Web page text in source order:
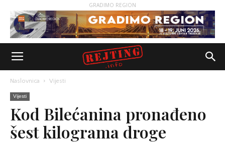
GRADIMO REGION
Naslovnica Vijesti
Vijesti
Kod Bilećanina pronađeno
šest kilograma droge